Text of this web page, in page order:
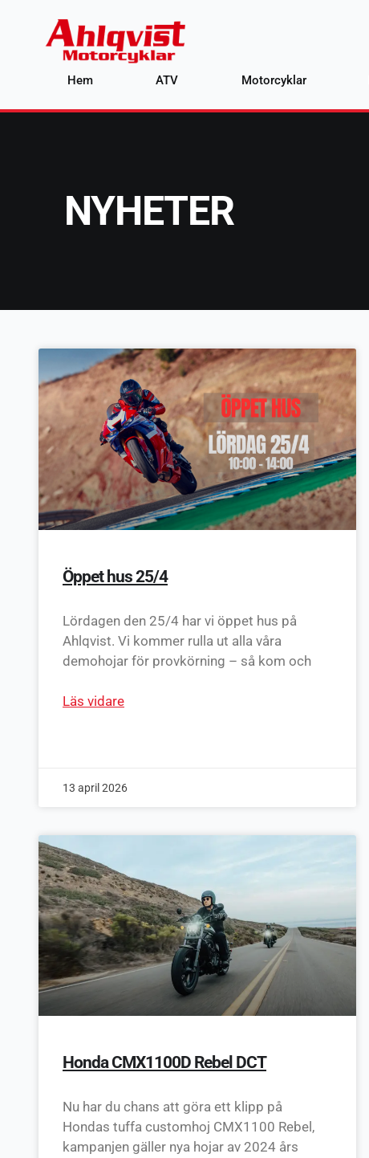
Hem ATV Motorcyklar
NYHETER
Öppet hus 25/4
Lördagen den 25/4 har vi öppet hus på
Ahlqvist. Vi kommer rulla ut alla våra
demohojar för provkörning – så kom och
Läs vidare
13 april 2026
Honda CMX1100D Rebel DCT
Nu har du chans att göra ett klipp på
Hondas tuffa customhoj CMX1100 Rebel,
kampanjen gäller nya hojar av 2024 års